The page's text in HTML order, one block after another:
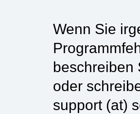
Wenn Sie
beschreiben
oder
support (at)